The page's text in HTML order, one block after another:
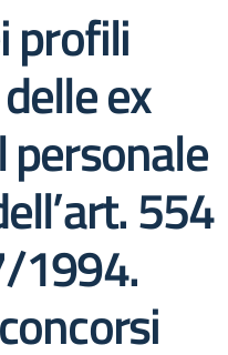
profili
ex
personale
554
1994.